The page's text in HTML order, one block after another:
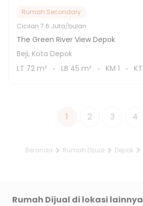
Rumah Secondary
Cicilan 7.6 Juta/bulan
The Green River View Depok
Beji, Kota Depok
LT 72 m² LB 45 m² KM 1 KT
1 2 3 4
Beranda Rumah Dijual Depok
Rumah Dijual di lokasi lainnya